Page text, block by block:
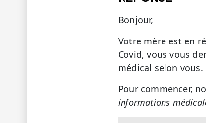
Bonjour,
Votre mère est en
Covid, vous vous
médical selon vous.
Pour commencer,
informations